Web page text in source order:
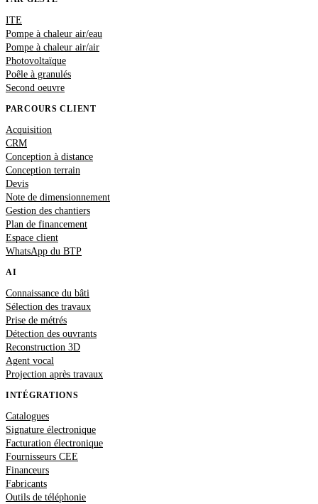
ITE
Pompe à chaleur air/eau
Pompe à chaleur air/air
Photovoltaïque
Poêle à granulés
Second oeuvre
PARCOURS CLIENT
Acquisition
CRM
Conception à distance
Conception terrain
Devis
Note de dimensionnement
Gestion des chantiers
Plan de financement
Espace client
WhatsApp du BTP
AI
Connaissance du bâti
Sélection des travaux
Prise de métrés
Détection des ouvrants
Reconstruction 3D
Agent vocal
Projection après travaux
INTÉGRATIONS
Catalogues
Signature électronique
Facturation électronique
Fournisseurs CEE
Financeurs
Fabricants
Outils de téléphonie